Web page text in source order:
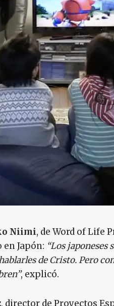
Niimi, de Word of Life
Japón: “Los japoneses
de Cristo. Pero
, explicó.
, director de Proyectos